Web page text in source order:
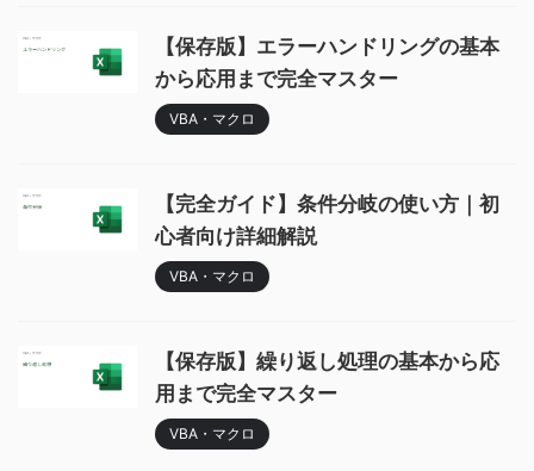
【保存版】エラーハンドリングの基本
から応用まで完全マスター
VBA・マクロ
【完全ガイド】条件分岐の使い方｜初
心者向け詳細解説
VBA・マクロ
【保存版】繰り返し処理の基本から応
用まで完全マスター
VBA・マクロ